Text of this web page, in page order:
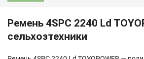
Ремень 4SPC 2240 Ld
сельхозтехники